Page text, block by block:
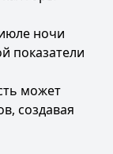
ночи
показатели
может
создавая